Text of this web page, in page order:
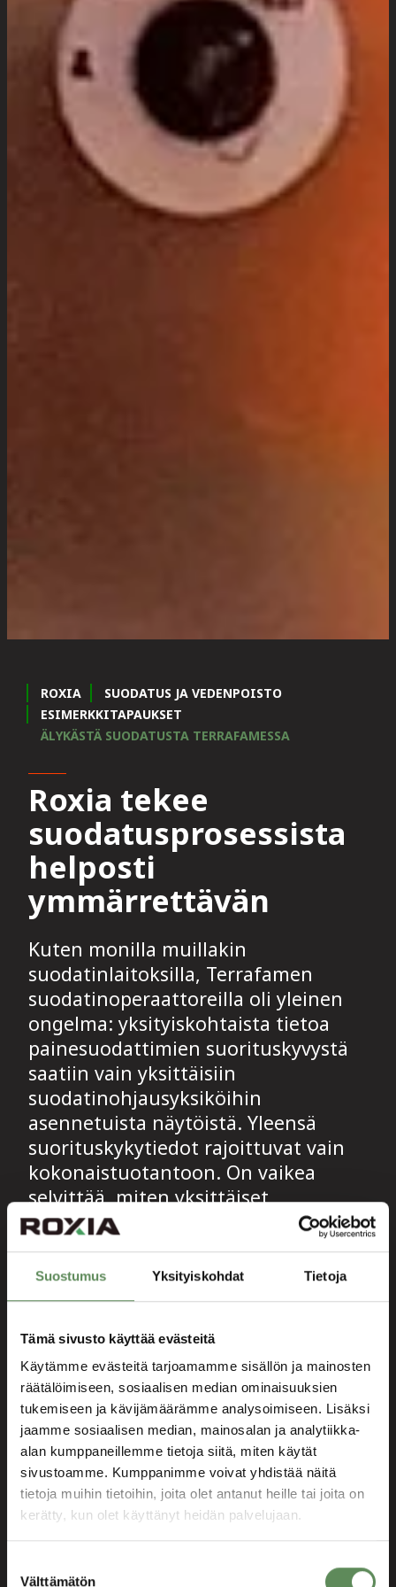
Suostumus Yksityiskohdat Tietoja
Tämä sivusto käyttää evästeitä
Käytämme evästeitä tarjoamamme sisällön ja mainosten
räätälöimiseen, sosiaalisen median ominaisuuksien
tukemiseen ja kävijämäärämme analysoimiseen. Lisäksi
jaamme sosiaalisen median, mainosalan ja analytiikka-
alan kumppaneillemme tietoja siitä, miten käytät
sivustoamme. Kumppanimme voivat yhdistää näitä
tietoja muihin tietoihin, joita olet antanut heille tai joita on
kerätty, kun olet käyttänyt heidän palvelujaan.
Välttämätön
ROXIA
SUODATUS JA VEDENPOISTO
ESIMERKKITAPAUKSET
ÄLYKÄSTÄ SUODATUSTA TERRAFAMESSA
Roxia tekee
suodatusprosessista
helposti
ymmärrettävän
Kuten monilla muillakin
suodatinlaitoksilla, Terrafamen
suodatinoperaattoreilla oli yleinen
ongelma: yksityiskohtaista tietoa
painesuodattimien suorituskyvystä
saatiin vain yksittäisiin
suodatinohjausyksiköihin
asennetuista näytöistä. Yleensä
suorituskykytiedot rajoittuvat vain
kokonaistuotantoon. On vaikea
selvittää, miten yksittäiset
suodattimet toimivat, ja vielä
vaikeampaa on tarkistaa kunkin
suodatusjakson vaiheet. Valvomo on
täynnä näyttöjä ja valvomo-
monimutkaisina kaavioina.
Suodattimen suorituskyvystä on
erittäin vaikeaa ja aikaa vievää saada
käsitystä. Tässä Roxia Smart
Filtration astui kuvaan.
Kaikki tiedot esitetään nyt
käyttäjäystävällisellä tavalla, selkeinä
ja helppotajuisina. 3D-ympäristömalli
jäljittelee sitä, miltä laitos todella